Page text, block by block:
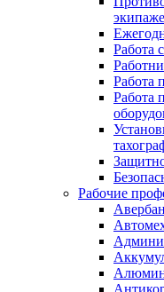
Работа
Работа
Работа
Рабочие